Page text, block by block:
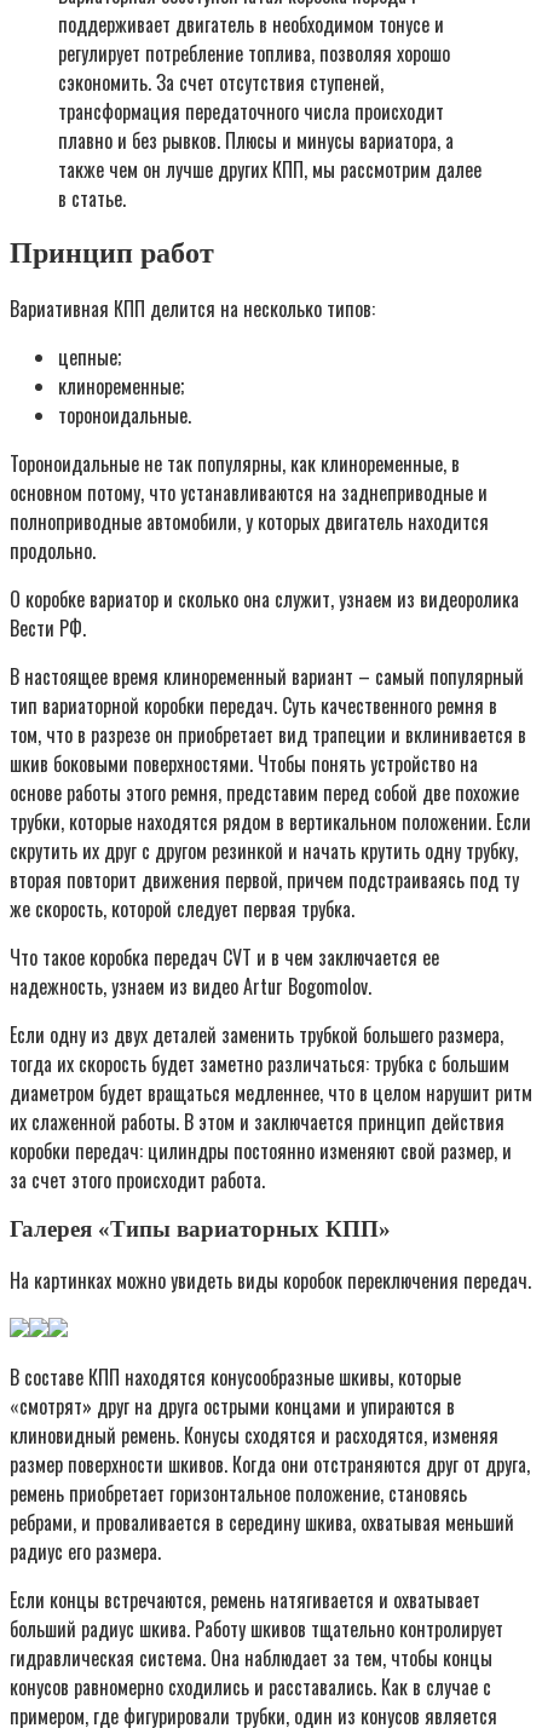
поддерживает двигатель в необходимом тонусе и
регулирует потребление топлива, позволяя хорошо
сэкономить. За счет отсутствия ступеней,
трансформация передаточного числа происходит
плавно и без рывков. Плюсы и минусы вариатора, а
также чем он лучше других КПП, мы рассмотрим далее
в статье.
Принцип работ
Вариативная КПП делится на несколько типов:
цепные;
клиноременные;
тороноидальные.
Тороноидальные не так популярны, как клиноременные, в
основном потому, что устанавливаются на заднеприводные и
полноприводные автомобили, у которых двигатель находится
продольно.
О коробке вариатор и сколько она служит, узнаем из видеоролика
Вести РФ.
В настоящее время клиноременный вариант – самый популярный
тип вариаторной коробки передач. Суть качественного ремня в
том, что в разрезе он приобретает вид трапеции и вклинивается в
шкив боковыми поверхностями. Чтобы понять устройство на
основе работы этого ремня, представим перед собой две похожие
трубки, которые находятся рядом в вертикальном положении. Если
скрутить их друг с другом резинкой и начать крутить одну трубку,
вторая повторит движения первой, причем подстраиваясь под ту
же скорость, которой следует первая трубка.
Что такое коробка передач CVT и в чем заключается ее
надежность, узнаем из видео Artur Bogomolov.
Если одну из двух деталей заменить трубкой большего размера,
тогда их скорость будет заметно различаться: трубка с большим
диаметром будет вращаться медленнее, что в целом нарушит ритм
их слаженной работы. В этом и заключается принцип действия
коробки передач: цилиндры постоянно изменяют свой размер, и
за счет этого происходит работа.
Галерея «Типы вариаторных КПП»
На картинках можно увидеть виды коробок переключения передач.
В составе КПП находятся конусообразные шкивы, которые
«смотрят» друг на друга острыми концами и упираются в
клиновидный ремень. Конусы сходятся и расходятся, изменяя
размер поверхности шкивов. Когда они отстраняются друг от друга,
ремень приобретает горизонтальное положение, становясь
ребрами, и проваливается в середину шкива, охватывая меньший
радиус его размера.
Если концы встречаются, ремень натягивается и охватывает
больший радиус шкива. Работу шкивов тщательно контролирует
гидравлическая система. Она наблюдает за тем, чтобы концы
конусов равномерно сходились и расставались. Как в случае с
примером, где фигурировали трубки, один из конусов является